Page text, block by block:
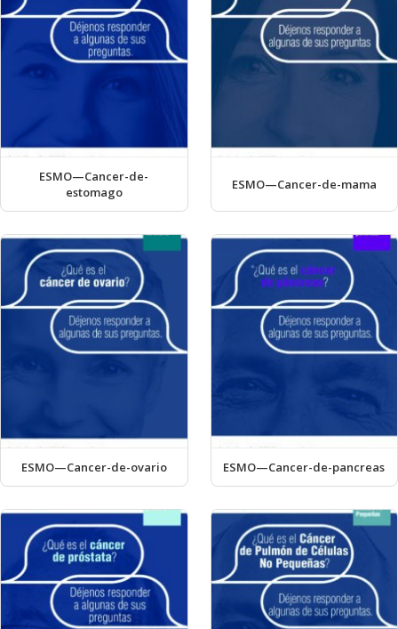
ESMO—Cancer-de-
estomago
ESMO—Cancer-de-mama
ESMO—Cancer-de-ovario ESMO—Cancer-de-pancreas